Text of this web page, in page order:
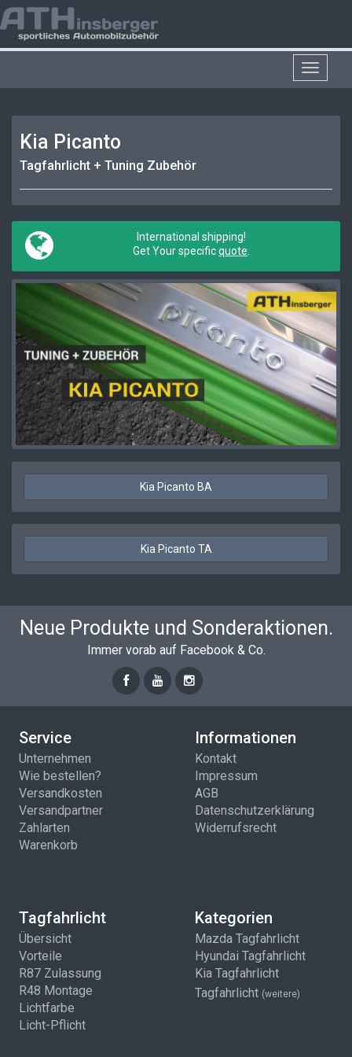
Toggle
Kia Picanto
Tagfahrlicht + Tuning Zubehör
International shipping!
Get Your specificquote
Kia Picanto BA
Kia Picanto TA
Neue Produkte und Sonderaktionen.
Immer vorab auf Facebook & Co.
Service
Unternehmen
Wie bestellen?
Versandkosten
Versandpartner
Zahlarten
Warenkorb
Informationen
Kontakt
Impressum
AGB
Datenschutzerklärung
Widerrufsrecht
Tagfahrlicht
Übersicht
Vorteile
R87 Zulassung
R48 Montage
Lichtfarbe
Licht-Pflicht
Kategorien
Mazda Tagfahrlicht
Hyundai Tagfahrlicht
Kia Tagfahrlicht
Tagfahrlicht (weitere)